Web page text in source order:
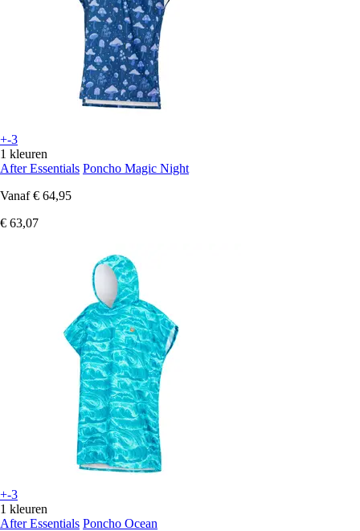
+-3
1 kleuren
After Essentials Poncho Magic Night
Vanaf € 64,95
€ 63,07
+-3
1 kleuren
After Essentials Poncho Ocean